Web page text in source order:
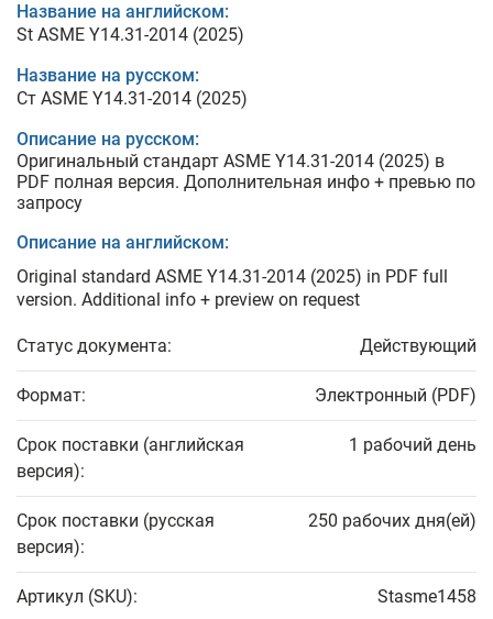
Название на английском:
St ASME Y14.31-2014 (2025)
Название на русском:
Cт ASME Y14.31-2014 (2025)
Описание на русском:
Оригинальный стандарт ASME Y14.31-2014 (2025) в
PDF полная версия. Дополнительная инфо + превью по
запросу
Описание на английском:
Original standard ASME Y14.31-2014 (2025) in PDF full
version. Additional info + preview on request
Статус документа: Действующий
Формат: Электронный (PDF)
Срок поставки (английская
версия):
1 рабочий день
Срок поставки (русская
версия):
250 рабочих дня(ей)
Артикул (SKU): Stasme1458